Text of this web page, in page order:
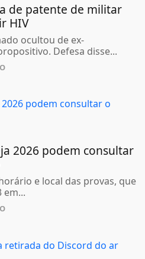
de patente de militar
HIV
ocultou de ex-
Defesa disse...
2026 podem consultar
e local das provas, que
em...